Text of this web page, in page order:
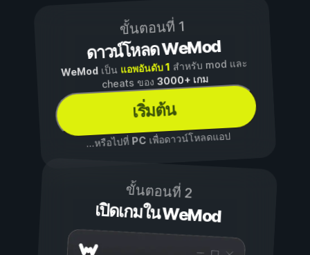
ขั้นตอนที่ 1
ดาวน์โหลด WeMod
WeModเป็น แอพอันดับ 1 สำหรับ mod และ
cheats ของ3000+ เกม
เริ่มต้น
...หรือไปที่ PCเพื่อดาวน์โหลดแอป
ขั้นตอนที่ 2
เปิดเกมใน WeMod